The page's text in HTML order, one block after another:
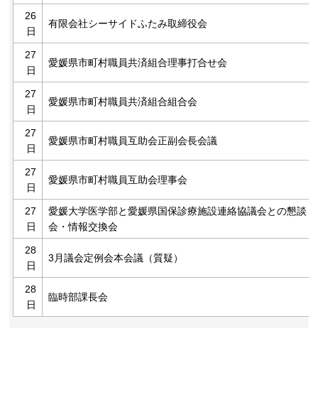
26
日
有限会社シーサイドふたみ取締役会
27
日
愛媛県市町村職員共済組合理事打合せ会
27
日
愛媛県市町村職員共済組合組合会
27
日
愛媛県市町村職員互助会正副会長会議
27
日
愛媛県市町村職員互助会理事会
27
日
愛媛大学医学部と愛媛県国保診療施設連絡協議会との懇談
会・情報交換会
28
日
3月議会定例会本会議（質疑）
28
日
臨時部課長会